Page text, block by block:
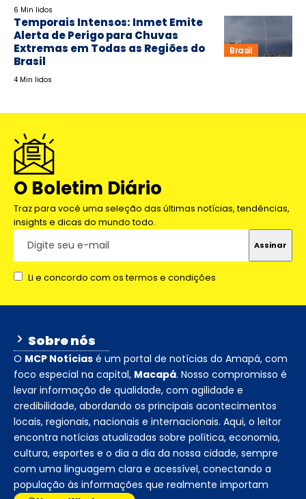
6 Min lidos
Brasil
Temporais Intensos: Inmet Emite
Alerta de Perigo para Chuvas
Extremas em Todas as Regiões do
Brasil
4 Min lidos
O Boletim Diário
Traz para você uma seleção das últimas notícias, tendências,
insights e dicas do mundo todo.
Li e concordo com os termos e condições
Sobre nós
O MCP Notícias é um portal de notícias do Amapá, com
foco especial na capital, Macapá. Nosso compromisso é
levar informação de qualidade, com agilidade e
credibilidade, abordando os principais acontecimentos
locais, regionais, nacionais e internacionais. Aqui, o leitor
encontra notícias atualizadas sobre política, economia,
cultura, esportes e o dia a dia da nossa cidade, sempre
com uma linguagem clara e acessível, conectando a
população às informações que realmente importam